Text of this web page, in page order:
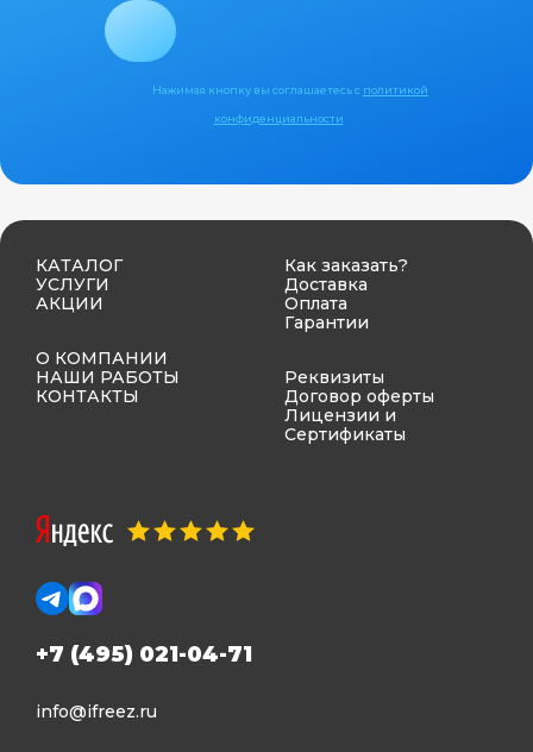
Нажимая кнопку вы соглашаетесь с политикой
конфиденциальности
КАТАЛОГ
УСЛУГИ
АКЦИИ
О КОМПАНИИ
НАШИ РАБОТЫ
КОНТАКТЫ
Как заказать?
Доставка
Оплата
Гарантии
Реквизиты
Договор оферты
Лицензии и
Сертификаты
+7 (495) 021-04-71
info@ifreez.ru